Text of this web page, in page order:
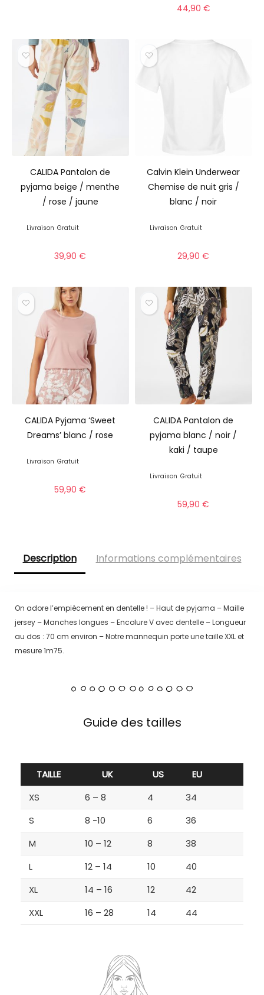
44,90 €
CALIDA Pantalon de
pyjama beige / menthe
/ rose / jaune
Livraison Gratuit
39,90€
Calvin Klein Underwear
Chemise de nuit gris /
blanc / noir
Livraison Gratuit
29,90€
CALIDA Pyjama ‘Sweet
Dreams’ blanc / rose
Livraison Gratuit
59,90€
CALIDA Pantalon de
pyjama blanc / noir /
kaki / taupe
Livraison Gratuit
59,90€
Description Informations complémentaires
On adore l’empiècement en dentelle ! – Haut de pyjama – Maille
jersey – Manches longues – Encolure V avec dentelle – Longueur
au dos : 70 cm environ – Notre mannequin porte une taille XXL et
mesure 1m75.
Guide des tailles
TAILLE UK US
EU
XS
6 – 8 4
34
S
8 -10 6
36
M
10 – 12 8
38
L
12 – 14 10
40
XL
14 – 16 12
42
XXL
16 – 28 14 44